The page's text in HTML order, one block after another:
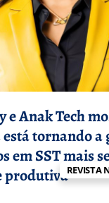
e Anak Tech
tornando a
em SST mais
produtivaREVISTA